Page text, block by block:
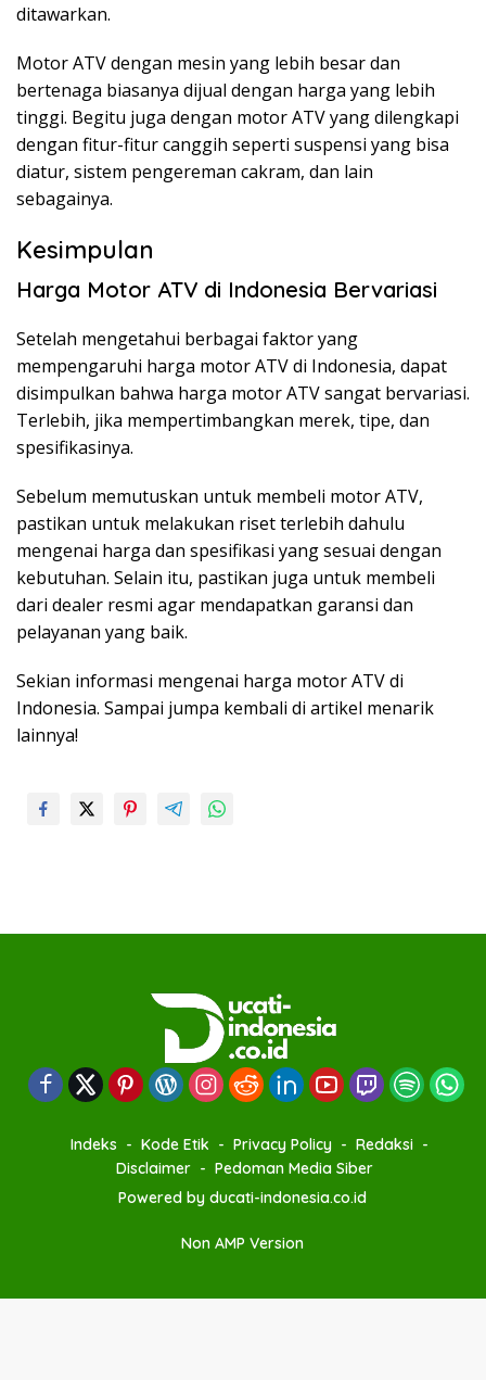
ditawarkan.
Motor ATV dengan mesin yang lebih besar dan
bertenaga biasanya dijual dengan harga yang lebih
tinggi. Begitu juga dengan motor ATV yang dilengkapi
dengan fitur-fitur canggih seperti suspensi yang bisa
diatur, sistem pengereman cakram, dan lain
sebagainya.
Kesimpulan
Harga Motor ATV di Indonesia Bervariasi
Setelah mengetahui berbagai faktor yang
mempengaruhi harga motor ATV di Indonesia, dapat
disimpulkan bahwa harga motor ATV sangat bervariasi.
Terlebih, jika mempertimbangkan merek, tipe, dan
spesifikasinya.
Sebelum memutuskan untuk membeli motor ATV,
pastikan untuk melakukan riset terlebih dahulu
mengenai harga dan spesifikasi yang sesuai dengan
kebutuhan. Selain itu, pastikan juga untuk membeli
dari dealer resmi agar mendapatkan garansi dan
pelayanan yang baik.
Sekian informasi mengenai harga motor ATV di
Indonesia. Sampai jumpa kembali di artikel menarik
lainnya!
Indeks Kode Etik Privacy Policy
Redaksi
Disclaimer
Pedoman Media Siber
Powered by ducati-indonesia.co.id
Non AMP Version